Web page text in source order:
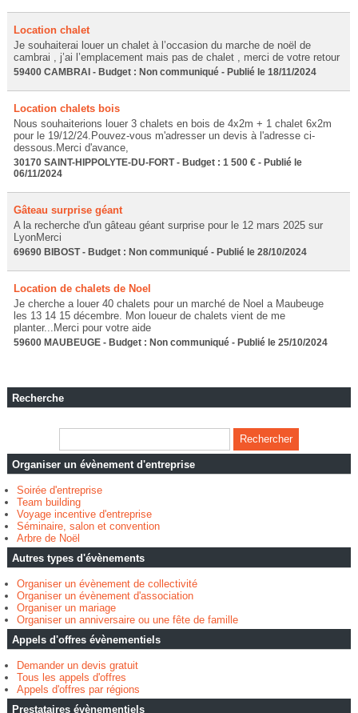
Location chalet
Je souhaiterai louer un chalet à l’occasion du marche de noël de
cambrai , j’ai l’emplacement mais pas de chalet , merci de votre retour
59400 CAMBRAI - Budget : Non communiqué - Publié le 18/11/2024
Location chalets bois
Nous souhaiterions louer 3 chalets en bois de 4x2m + 1 chalet 6x2m
pour le 19/12/24.Pouvez-vous m'adresser un devis à l'adresse ci-
dessous.Merci d'avance,
30170 SAINT-HIPPOLYTE-DU-FORT - Budget : 1 500 € - Publié le
06/11/2024
Gâteau surprise géant
A la recherche d'un gâteau géant surprise pour le 12 mars 2025 sur
LyonMerci
69690 BIBOST - Budget : Non communiqué - Publié le 28/10/2024
Location de chalets de Noel
Je cherche a louer 40 chalets pour un marché de Noel a Maubeuge
les 13 14 15 décembre. Mon loueur de chalets vient de me
planter...Merci pour votre aide
59600 MAUBEUGE - Budget : Non communiqué - Publié le 25/10/2024
Recherche
Organiser un évènement d'entreprise
Soirée d'entreprise
Team building
Voyage incentive d'entreprise
Séminaire, salon et convention
Arbre de Noël
Autres types d'évènements
Organiser un évènement de collectivité
Organiser un évènement d'association
Organiser un mariage
Organiser un anniversaire ou une fête de famille
Appels d'offres évènementiels
Demander un devis gratuit
Tous les appels d'offres
Appels d'offres par régions
Prestataires évènementiels